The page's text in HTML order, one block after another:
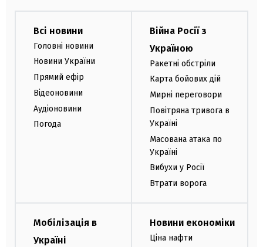
Всі новини
Головні новини
Новини України
Прямий ефір
Відеоновини
Аудіоновини
Погода
Війна Росії з
Україною
Ракетні обстріли
Карта бойових дій
Мирні переговори
Повітряна тривога в
Україні
Масована атака по
Україні
Вибухи у Росії
Втрати ворога
Мобілізація в
Україні
Новини економіки
Ціна нафти